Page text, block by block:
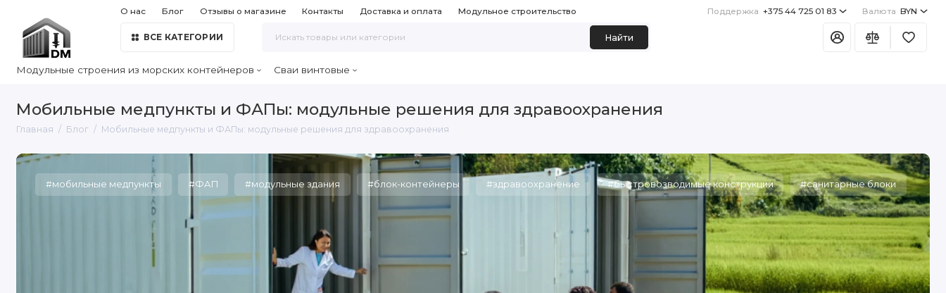
О нас Блог Отзывы о магазине Контакты Доставка и оплата Модульное строительство Поддержка +375 44 725 01 83 Валюта BYN
ВСЕ КАТЕГОРИИ Найти
Модульные строения из морских контейнеров Сваи винтовые
Мобильные медпункты и ФАПы: модульные решения для здравоохранения
Главная Блог Мобильные медпункты и ФАПы: модульные решения для здравоохранения
#мобильные медпункты #ФАП #модульные здания #блок-контейнеры #здравоохранение #быстровозводимые конструкции #санитарные блоки